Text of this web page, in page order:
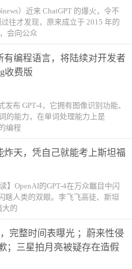
）近来 ChatGPT 的爆火，令不
往才发现，原来成立于 2015 年的
会向公众
有编程语言，将陆续对开发者
收费版
布 GPT-4，它拥有图像识别功能、
的能力，在单词处理能力上是
编程
炸天，凭自己就能考上斯坦福
】OpenAI的GPT-4在万众瞩目中闪
瞎人类的双眼。李飞飞高徒、斯坦
大的
完整时间表曝光 ；蔚来性侵
；三星拍月亮被疑存在造假